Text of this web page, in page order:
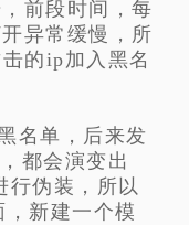
前段时间，每
异常缓慢，所
的ip加入黑名
名单，后来发
都会演变出
行伪装，所以
新建一个模